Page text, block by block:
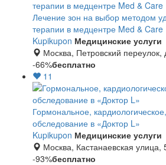
Лечение зон на выбор методом
терапии в медцентре Med & Care
Kupikupon Медицинские услуги
Москва, Петровский переулок,
-66%бесплатно
11
Гормональное,
обследование в «Доктор L»
Kupikupon Медицинские услуги
Москва, Кастанаевская улица,
-93%бесплатно